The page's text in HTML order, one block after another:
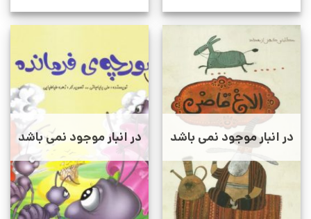
در انبار موجود نمی باشد در انبار موجود نمی باشد